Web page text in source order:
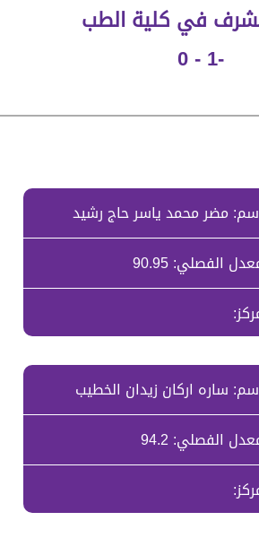
في كلية الطب
-1 - 0
مضر محمد ياسر حاج رشيد
الفصلي: 90.95
ساره اركان زيدان الخطيب
الفصلي: 94.2